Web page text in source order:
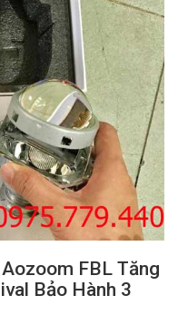
FBL Tăng
Bảo Hành 3